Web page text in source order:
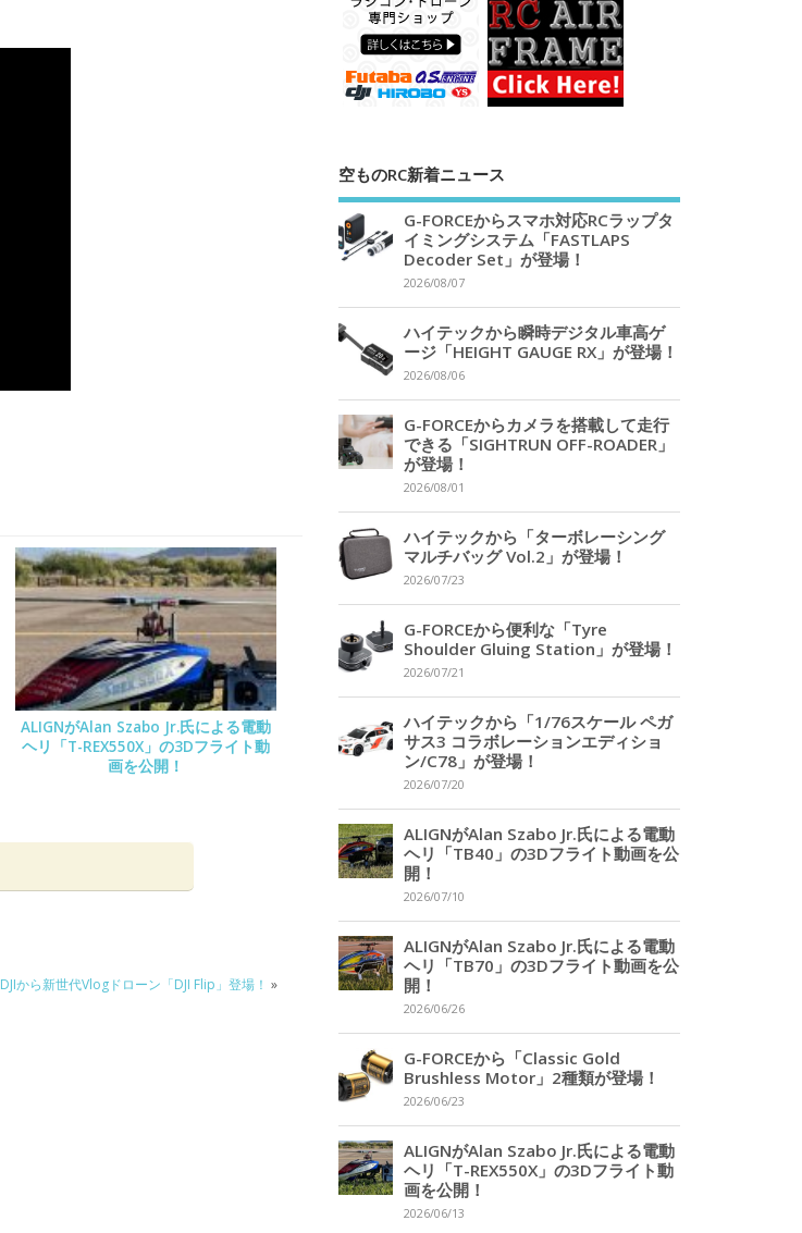
ALIGNがAlan Szabo Jr.氏による電動
ヘリ「T-REX550X」の3Dフライト動
画を公開！
DJIから新世代Vlogドローン「DJI Flip」登場！ »
空ものRC新着ニュース
G-FORCEからスマホ対応RCラップタ
イミングシステム「FASTLAPS
Decoder Set」が登場！
2026/08/07
ハイテックから瞬時デジタル車高ゲ
ージ「HEIGHT GAUGE RX」が登場！
2026/08/06
G-FORCEからカメラを搭載して走行
できる「SIGHTRUN OFF-ROADER」
が登場！
2026/08/01
ハイテックから「ターボレーシング
マルチバッグ Vol.2」が登場！
2026/07/23
G-FORCEから便利な「Tyre
Shoulder Gluing Station」が登場！
2026/07/21
ハイテックから「1/76スケール ペガ
サス3 コラボレーションエディショ
ン/C78」が登場！
2026/07/20
ALIGNがAlan Szabo Jr.氏による電動
ヘリ「TB40」の3Dフライト動画を公
開！
2026/07/10
ALIGNがAlan Szabo Jr.氏による電動
ヘリ「TB70」の3Dフライト動画を公
開！
2026/06/26
G-FORCEから「Classic Gold
Brushless Motor」2種類が登場！
2026/06/23
ALIGNがAlan Szabo Jr.氏による電動
ヘリ「T-REX550X」の3Dフライト動
画を公開！
2026/06/13